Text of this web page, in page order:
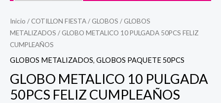
Inicio / COTILLON FIESTA/ GLOBOS / GLOBOS
METALIZADOS / GLOBO METALICO 10 PULGADA 50PCS FELIZ
CUMPLEAÑOS
GLOBOS METALIZADOS, GLOBOS PAQUETE 50PCS
GLOBO METALICO 10 PULGADA
50PCS FELIZ CUMPLEAÑOS